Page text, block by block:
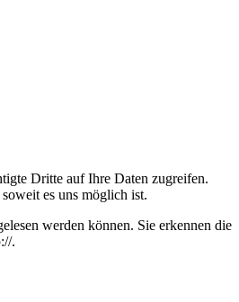
Dritte auf Ihre Daten zugreifen.
es uns möglich ist.
werden können. Sie erkennen die
.